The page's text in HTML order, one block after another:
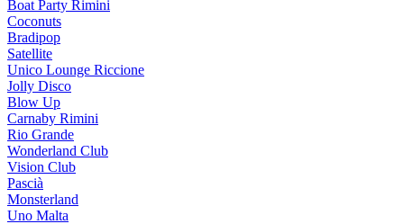
Boat Party Rimini
Coconuts
Bradipop
Satellite
Unico Lounge Riccione
Jolly Disco
Blow Up
Carnaby Rimini
Rio Grande
Wonderland Club
Vision Club
Pascià
Monsterland
Uno Malta